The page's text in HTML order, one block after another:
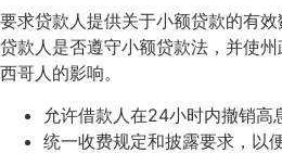
要求贷款人提供关于小额贷款的有
贷款人是否遵守小额贷款法，并使
西哥人的影响。
允许借款人在24小时内撤销高
统一收费规定和披露要求，以